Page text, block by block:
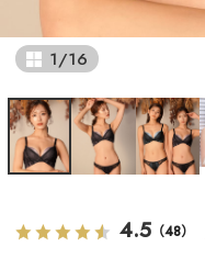
1/16
4.5 （48）